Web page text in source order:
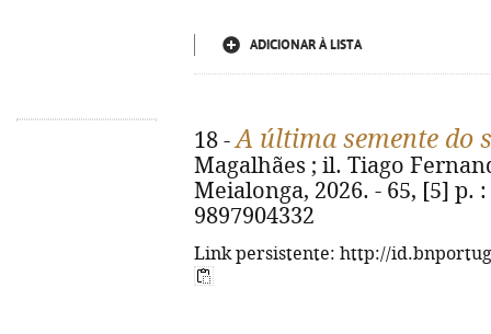
ADICIONAR À LISTA
18 -A última semente do
Magalhães ; il. Tiago
Meialonga, 2026. - 65, [5] p.
9897904332
Link persistente: http://